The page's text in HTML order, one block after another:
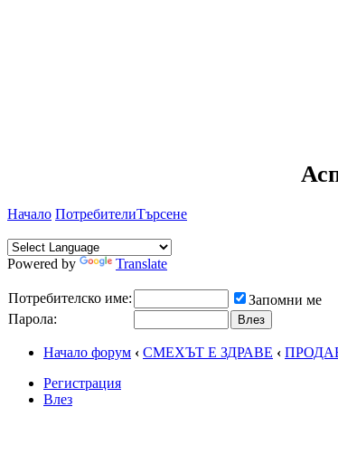
Начало ПотребителиТърсене
Powered by Translate
Потребителско име:
Запомни ме
Парола:
Начало форум ‹ СМЕХЪТ Е ЗДРАВЕ ‹
Регистрация
Влез